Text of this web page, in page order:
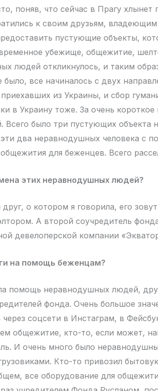
поняв, что сейчас в Прагу
к своим друзьям,
пустующие объекты,
убежище, общежитие,
людей откликнулось, и таким
было, все начиналось с двух
из Украины, и сбор
в Украину тоже. За очень короткое
Всего было три пустующих объекта
два неравнодушных человека с
для беженцев. Всего
этих неравнодушных людей?
о котором я говорила, его
А второй соучредитель
девелоперской компании
на помощь беженцам?
помощь неравнодушных людей,
фонда. Очень большое
соцсети в Инстаграм, в
общежитие, кто-то, если может,
И очень много было
Кто-то привозил
все оборудование для